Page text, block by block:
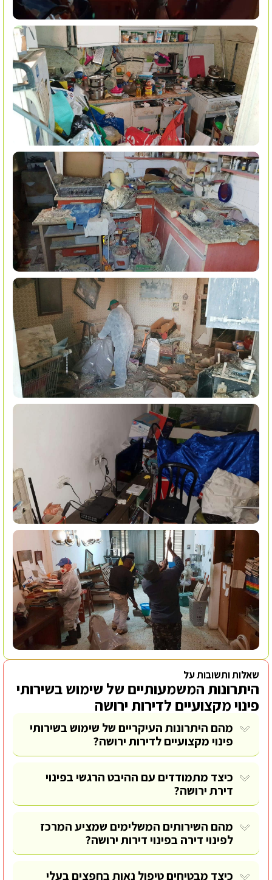
שאלות ותשובות על
היתרונות המשמעותיים של שימוש בשירותי
פינוי מקצועיים לדירות ירושה
מהם היתרונות העיקריים של שימוש בשירותי
פינוי מקצועיים לדירות ירושה?
כיצד מתמודדים עם ההיבט הרגשי בפינוי
דירת ירושה?
מהם השירותים המשלימים שמציע המרכז
לפינוי דירה בפינוי דירות ירושה?
כיצד מבטיחים טיפול נאות בחפצים בעלי